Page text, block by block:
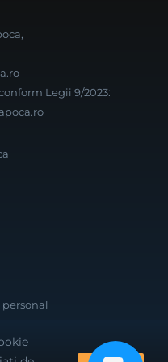
Legii 9/2023: